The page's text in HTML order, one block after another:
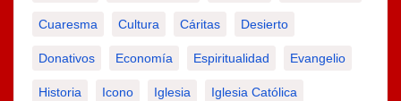
Cuaresma Cultura Cáritas Desierto
Donativos Economía Espiritualidad Evangelio
Historia Icono Iglesia Iglesia Católica